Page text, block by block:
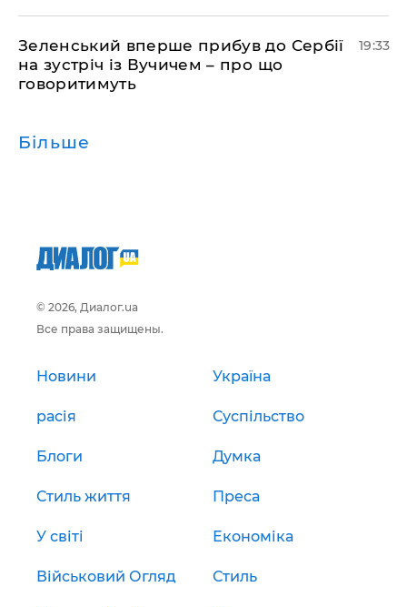
​Зеленський вперше прибув до Сербії
на зустріч із Вучичем – про що
говоритимуть
19:33
Більше
© 2026, Диалог.ua
Все права защищены.
Новини Україна
расія Суспільство
Блоги Думка
Стиль життя Преса
У світі Економіка
Військовий Огляд Стиль